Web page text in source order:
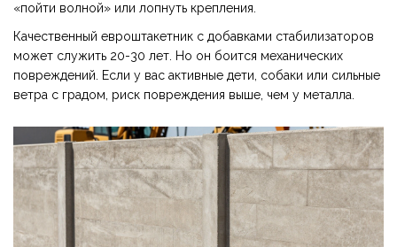
«пойти волной» или лопнуть крепления.
Качественный евроштакетник с добавками стабилизаторов
может служить 20-30 лет. Но он боится механических
повреждений. Если у вас активные дети, собаки или сильные
ветра с градом, риск повреждения выше, чем у металла.